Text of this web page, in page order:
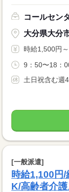
コールセン
大分県大分
時給1,500円～
9：50〜18：
土日祝含む週
[一般派遣]
時給1,100円/
K/高齢者介